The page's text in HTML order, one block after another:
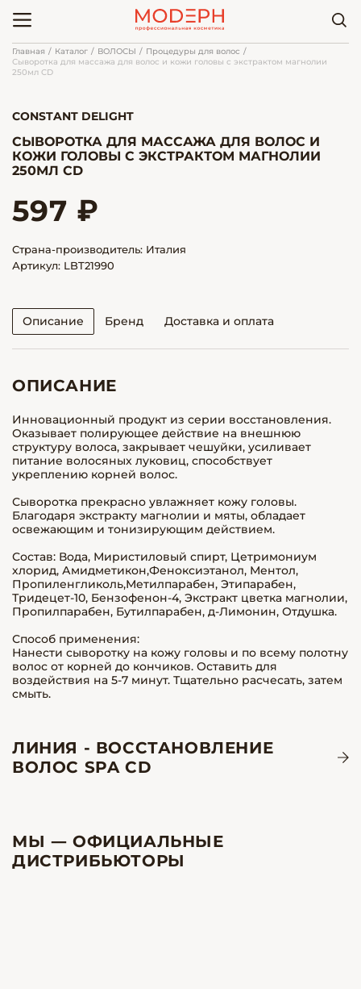
Главная Каталог ВОЛОСЫ
Процедуры для волос
Сыворотка для массажа для волос и кожи головы с экстрактом магнолии
250мл CD
CONSTANT DELIGHT
СЫВОРОТКА ДЛЯ МАССАЖА ДЛЯ ВОЛОС И
КОЖИ ГОЛОВЫ С ЭКСТРАКТОМ МАГНОЛИИ
250МЛ CD
597 ₽
Страна-производитель: Италия
Артикул: LBT21990
Описание Бренд Доставка и оплата
ОПИСАНИЕ
Инновационный продукт из серии восстановления.
Оказывает полирующее действие на внешнюю
структуру волоса, закрывает чешуйки, усиливает
питание волосяных луковиц, способствует
укреплению корней волос.
Сыворотка прекрасно увлажняет кожу головы.
Благодаря экстракту магнолии и мяты, обладает
освежающим и тонизирующим действием.
Состав: Вода, Миристиловый спирт, Цетримониум
хлорид, Амидметикон,Феноксиэтанол, Ментол,
Пропиленгликоль,Метилпарабен, Этипарабен,
Тридецет-10, Бензофенон-4, Экстракт цветка магнолии,
Пропилпарабен, Бутилпарабен, д-Лимонин, Отдушка.
Способ применения:
Нанести сыворотку на кожу головы и по всему полотну
волос от корней до кончиков. Оставить для
воздействия на 5-7 минут. Тщательно расчесать, затем
смыть.
ЛИНИЯ - ВОССТАНОВЛЕНИЕ
ВОЛОС SPA CD
МЫ — ОФИЦИАЛЬНЫЕ
ДИСТРИБЬЮТОРЫ